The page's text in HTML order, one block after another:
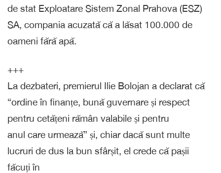
de stat Exploatare Sistem Zonal Prahova (ESZ)
SA, compania acuzată că a lăsat 100.000 de
oameni fără apă.
+++
La dezbateri, premierul Ilie Bolojan a declarat că
“ordine în finanțe, bună guvernare și respect
pentru cetățeni rămân valabile și pentru
anul care urmează” și, chiar dacă sunt multe
lucruri de dus la bun sfârșit, el crede că pașii
făcuți în